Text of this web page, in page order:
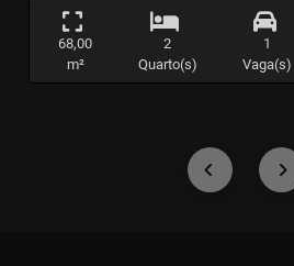
68,00
m²
2
Quarto(s)
1
Vaga(s)